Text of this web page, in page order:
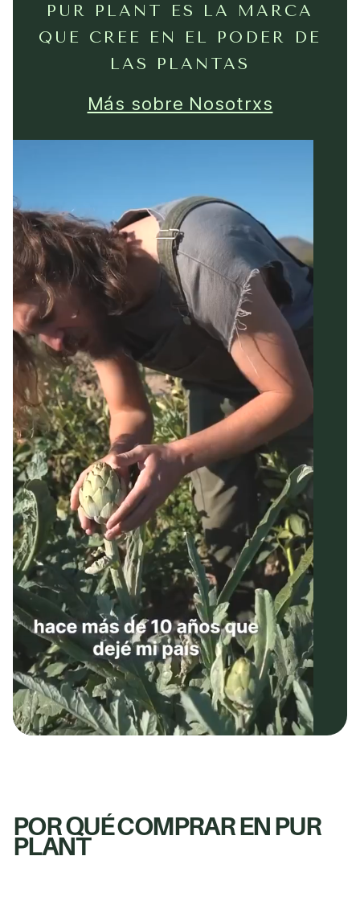
PUR PLANT ES LA MARCA
QUE CREE EN EL PODER DE
LAS PLANTAS
Más sobre Nosotrxs
POR QUÉ COMPRAR EN PUR
PLANT